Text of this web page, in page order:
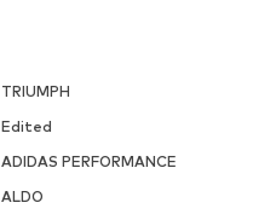
TRIUMPH
Edited
ADIDAS PERFORMANCE
ALDO